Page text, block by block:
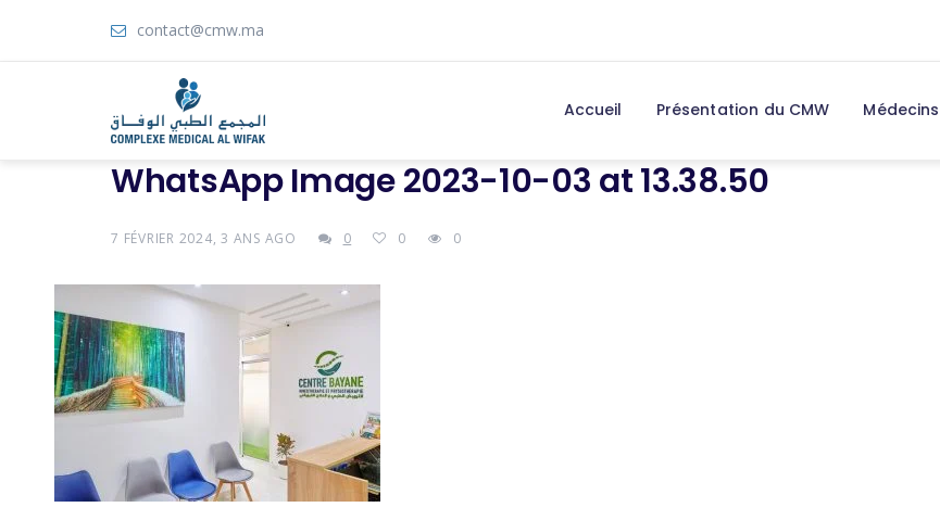
contact@cmw.ma
Accueil Présentation du CMW
WhatsApp Image 2023-10-03 at 13.38.50
7 FÉVRIER 2024, 3 ANS AGO 0 0 0